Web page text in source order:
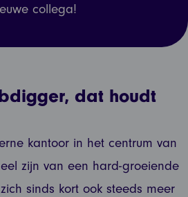
collega!
dat houdt
kantoor in het centrum van
zijn van een hard-groeiende
sinds kort ook steeds meer